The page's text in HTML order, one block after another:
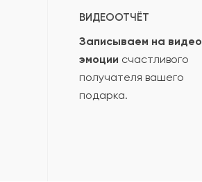
ВИДЕООТЧЁТ
Записываем на видео
эмоции счастливого
получателя вашего
подарка.